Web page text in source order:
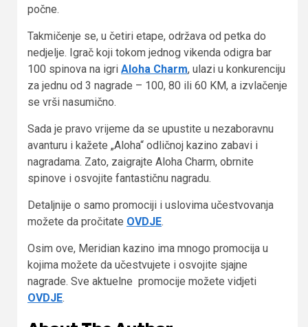
počne.
Takmičenje se, u četiri etape, održava od petka do
nedjelje. Igrač koji tokom jednog vikenda odigra bar
100 spinova na igri Aloha Charm, ulazi u konkurenciju
za jednu od 3 nagrade – 100, 80 ili 60 KM, a izvlačenje
se vrši nasumično.
Sada je pravo vrijeme da se upustite u nezaboravnu
avanturu i kažete „Aloha“ odličnoj kazino zabavi i
nagradama. Zato, zaigrajte Aloha Charm, obrnite
spinove i osvojite fantastičnu nagradu.
Detaljnije o samo promociji i uslovima učestvovanja
možete da pročitate OVDJE.
Osim ove, Meridian kazino ima mnogo promocija u
kojima možete da učestvujete i osvojite sjajne
nagrade. Sve aktuelne promocije možete vidjeti
OVDJE.